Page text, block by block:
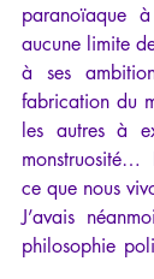
paranoïaque
aucune limite
à ses
fabrication du
les autres à
monstruosité…
ce que nous
J’avais
philosophie